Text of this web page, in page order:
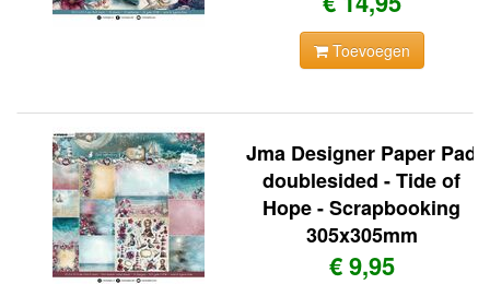
Toevoegen
Jma Designer Paper Pad
doublesided - Tide of
Hope - Scrapbooking
305x305mm
€ 9,95